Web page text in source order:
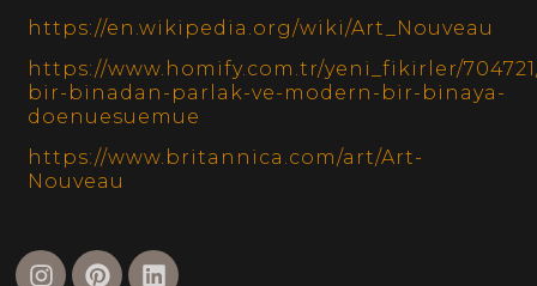
https://en.wikipedia.org/wiki/Art_Nouveau
https://www.homify.com.tr/yeni_fikirler/
bir-binadan-parlak-ve-modern-bir-binaya-
doenuesuemue
https://www.britannica.com/art/Art-
Nouveau